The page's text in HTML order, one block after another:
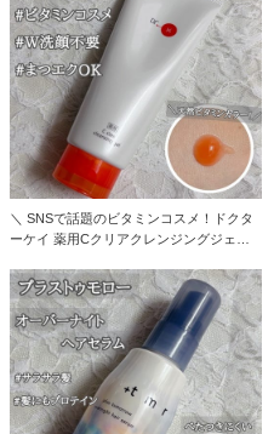
＼ SNSで話題のビタミンコスメ！ドクタ
ーケイ 薬用Cクリアクレンジングジェル